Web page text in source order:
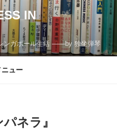
IN
ンガポール生活 ――by 独坐弾琴
ニュー
ネラ』